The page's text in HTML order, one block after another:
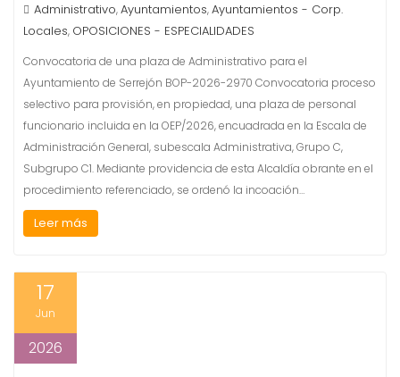
Administrativo,Ayuntamientos,Ayuntamientos - Corp.
Locales, OPOSICIONES - ESPECIALIDADES
Convocatoria de una plaza de Administrativo para el
Ayuntamiento de Serrejón BOP-2026-2970 Convocatoria proceso
selectivo para provisión, en propiedad, una plaza de personal
funcionario incluida en la OEP/2026, encuadrada en la Escala de
Administración General, subescala Administrativa, Grupo C,
Subgrupo C1. Mediante providencia de esta Alcaldía obrante en el
procedimiento referenciado, se ordenó la incoación…
Leer más
17
Jun
2026